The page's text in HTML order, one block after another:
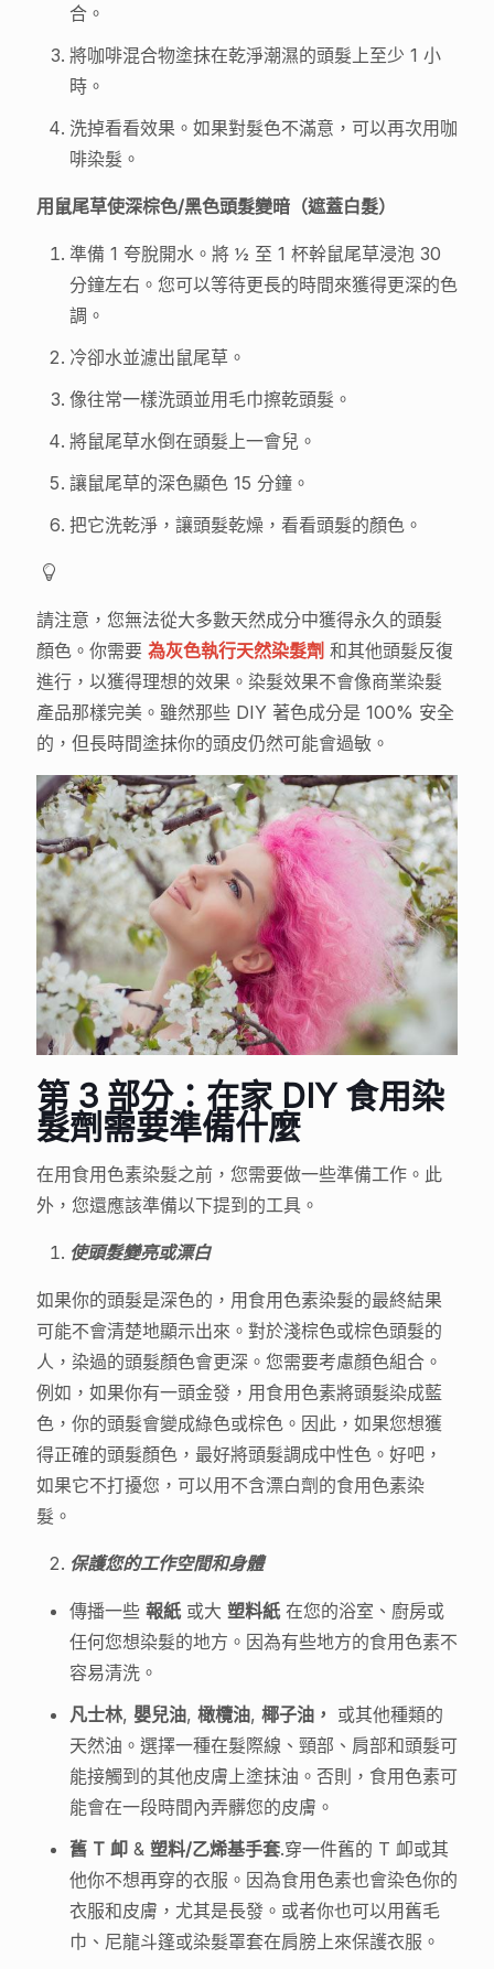
合。
將咖啡混合物塗抹在乾淨潮濕的頭髮上至少 1 小
時。
洗掉看看效果。如果對髮色不滿意，可以再次用咖
啡染髮。
用鼠尾草使深棕色/黑色頭髮變暗（遮蓋白髮）
準備 1 夸脫開水。將 ½ 至 1 杯幹鼠尾草浸泡 30
分鐘左右。您可以等待更長的時間來獲得更深的色
調。
冷卻水並濾出鼠尾草。
像往常一樣洗頭並用毛巾擦乾頭髮。
將鼠尾草水倒在頭髮上一會兒。
讓鼠尾草的深色顯色 15 分鐘。
把它洗乾淨，讓頭髮乾燥，看看頭髮的顏色。
請注意，您無法從大多數天然成分中獲得永久的頭髮
顏色。你需要 為灰色執行天然染髮劑 和其他頭髮反復
進行，以獲得理想的效果。染髮效果不會像商業染髮
產品那樣完美。雖然那些 DIY 著色成分是 100% 安全
的，但長時間塗抹你的頭皮仍然可能會過敏。
第 3 部分：在家 DIY 食用染
髮劑需要準備什麼
在用食用色素染髮之前，您需要做一些準備工作。此
外，您還應該準備以下提到的工具。
使頭髮變亮或漂白
如果你的頭髮是深色的，用食用色素染髮的最終結果
可能不會清楚地顯示出來。對於淺棕色或棕色頭髮的
人，染過的頭髮顏色會更深。您需要考慮顏色組合。
例如，如果你有一頭金發，用食用色素將頭髮染成藍
色，你的頭髮會變成綠色或棕色。因此，如果您想獲
得正確的頭髮顏色，最好將頭髮調成中性色。好吧，
如果它不打擾您，可以用不含漂白劑的食用色素染
髮。
保護您的工作空間和身體
傳播一些 報紙或大 塑料紙在您的浴室、廚房或
任何您想染髮的地方。因為有些地方的食用色素不
容易清洗。
凡士林, 嬰兒油, 橄欖油, 椰子油， 或其他種類的
天然油。選擇一種在髮際線、頸部、肩部和頭髮可
能接觸到的其他皮膚上塗抹油。否則，食用色素可
能會在一段時間內弄髒您的皮膚。
舊 T 卹 & 塑料/乙烯基手套.穿一件舊的 T 卹或其
他你不想再穿的衣服。因為食用色素也會染色你的
衣服和皮膚，尤其是長發。或者你也可以用舊毛
巾、尼龍斗篷或染髮罩套在肩膀上來保護衣服。